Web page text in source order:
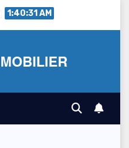
1:40:32 AM